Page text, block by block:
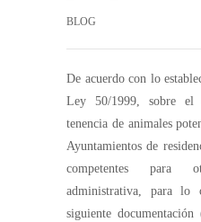
BLOG
De acuerdo con lo
Ley 50/1999, sobre
tenencia de animales
Ayuntamientos de
competentes para
administrativa, para lo
siguiente